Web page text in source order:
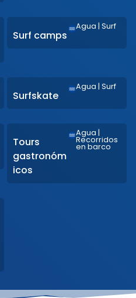
Surf camps
Agua | Surf
Surfskate
Agua | Surf
Tours
gastronóm
icos
Agua |
Recorridos
en barco